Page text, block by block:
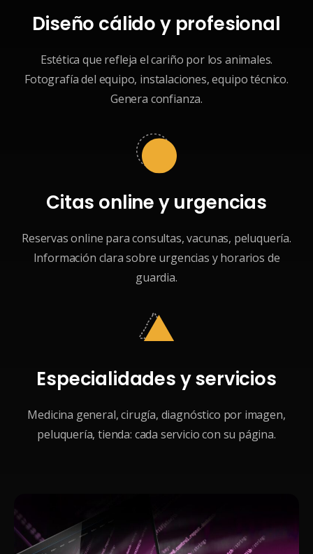
Diseño cálido y profesional
Estética que refleja el cariño por los animales.
Fotografía del equipo, instalaciones, equipo técnico.
Genera confianza.
Citas online y urgencias
Reservas online para consultas, vacunas, peluquería.
Información clara sobre urgencias y horarios de
guardia.
Especialidades y servicios
Medicina general, cirugía, diagnóstico por imagen,
peluquería, tienda: cada servicio con su página.